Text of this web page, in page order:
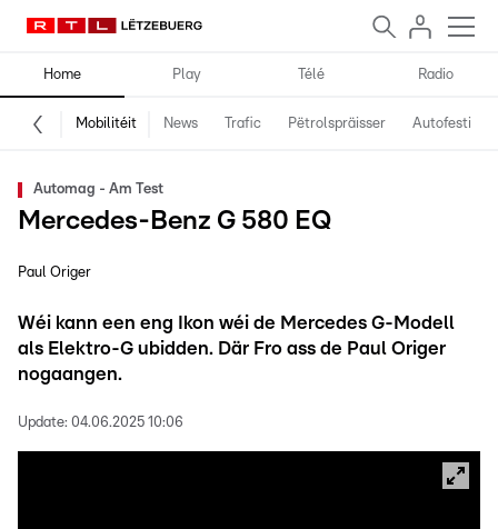
Home Play Télé Radio
Mobilitéit News Trafic Pëtrolspräisser Autofestival
Automag - Am Test
Mercedes-Benz G 580 EQ
Paul Origer
Wéi kann een eng Ikon wéi de Mercedes G-Modell
als Elektro-G ubidden. Där Fro ass de Paul Origer
nogaangen.
Update: 04.06.2025 10:06